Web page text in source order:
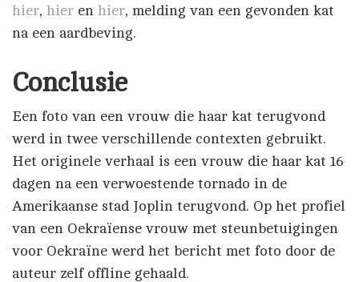
hier, hier en hier, melding van een gevonden kat
na een aardbeving.
Conclusie
Een foto van een vrouw die haar kat terugvond
werd in twee verschillende contexten gebruikt.
Het originele verhaal is een vrouw die haar kat 16
dagen na een verwoestende tornado in de
Amerikaanse stad Joplin terugvond. Op het profiel
van een Oekraïense vrouw met steunbetuigingen
voor Oekraïne werd het bericht met foto door de
auteur zelf offline gehaald.